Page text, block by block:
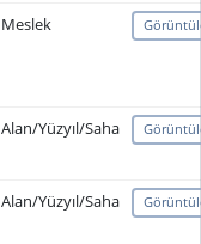
Meslek
Alan/Yüzyıl/Saha
Alan/Yüzyıl/Saha